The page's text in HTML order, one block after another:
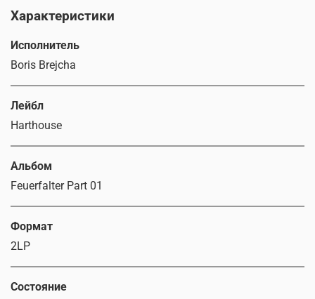
Характеристики
Исполнитель
Boris Brejcha
Лейбл
Harthouse
Альбом
Feuerfalter Part 01
Формат
2LP
Состояние